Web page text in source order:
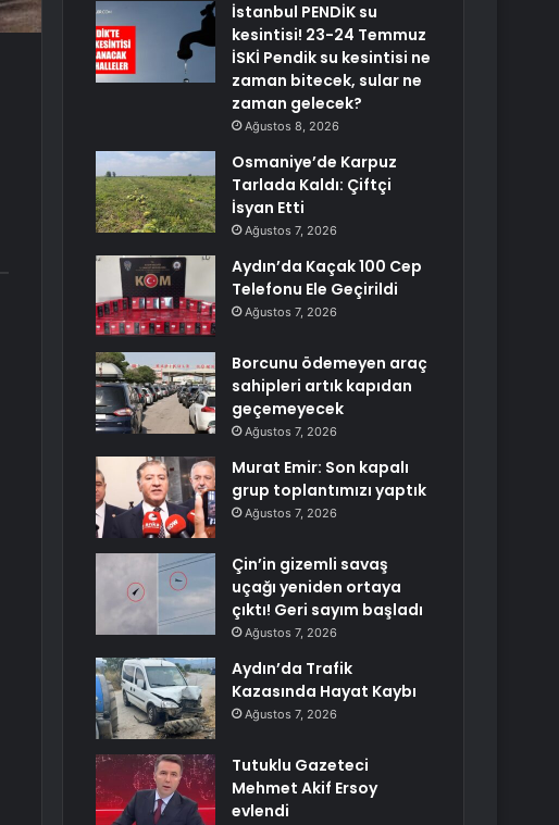
İstanbul PENDİK su
kesintisi! 23-24 Temmuz
İSKİ Pendik su kesintisi ne
zaman bitecek, sular ne
zaman gelecek?
Ağustos 8, 2026
Osmaniye’de Karpuz
Tarlada Kaldı: Çiftçi
İsyan Etti
Ağustos 7, 2026
Aydın’da Kaçak 100 Cep
Telefonu Ele Geçirildi
Ağustos 7, 2026
Borcunu ödemeyen araç
sahipleri artık kapıdan
geçemeyecek
Ağustos 7, 2026
Murat Emir: Son kapalı
grup toplantımızı yaptık
Ağustos 7, 2026
Çin’in gizemli savaş
uçağı yeniden ortaya
çıktı! Geri sayım başladı
Ağustos 7, 2026
Aydın’da Trafik
Kazasında Hayat Kaybı
Ağustos 7, 2026
Tutuklu Gazeteci
Mehmet Akif Ersoy
evlendi